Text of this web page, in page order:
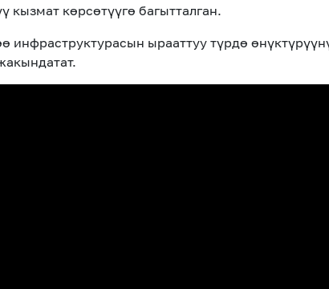
кызмат көрсөтүүгө багытталган.
инфраструктурасын ырааттуу түрдө